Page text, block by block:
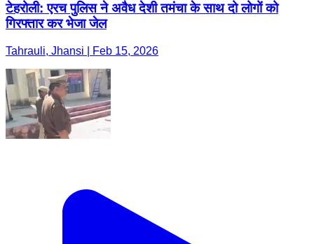
टेहरोली: एरच पुलिस ने अवैध देशी तमंचा के साथ दो लोगों को
गिरफ्तार कर भेजा जेल
Tahrauli, Jhansi | Feb 15, 2026